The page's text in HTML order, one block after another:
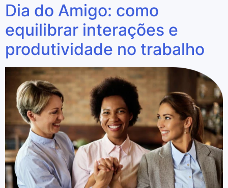
Dia do Amigo: como
equilibrar interações e
produtividade no trabalho